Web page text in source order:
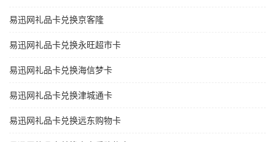
易迅网礼品卡兑换京客隆
易迅网礼品卡兑换永旺超市卡
易迅网礼品卡兑换海信梦卡
易迅网礼品卡兑换津城通卡
易迅网礼品卡兑换远东购物卡